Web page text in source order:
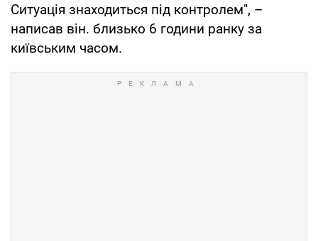
Ситуація знаходиться під контролем", –
написав він. близько 6 години ранку за
київським часом.